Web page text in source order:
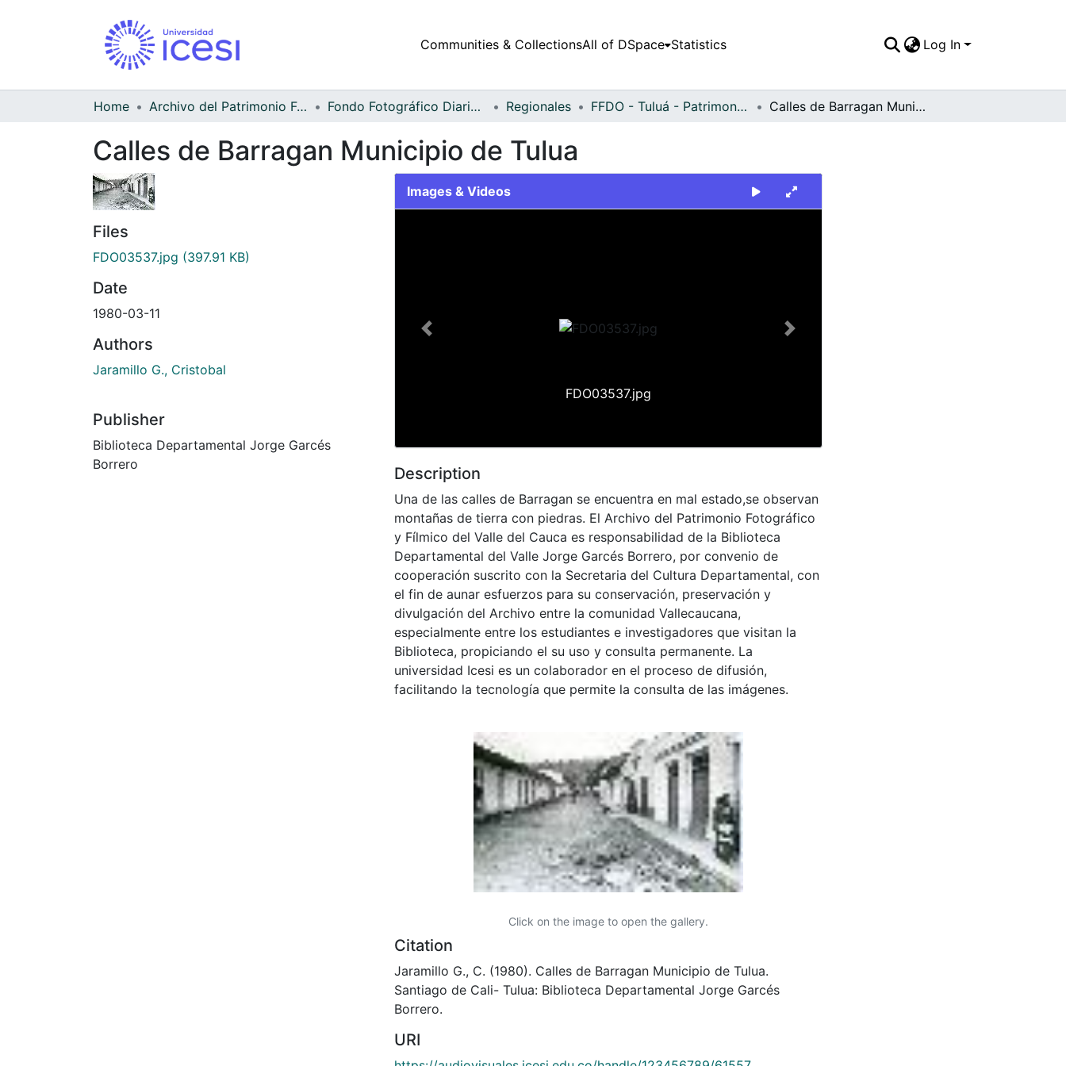
Communities & CollectionsAll of DSpace Statistics Log In
Home Archivo del Patrimonio Fotográfico y Fílmico del Valle del Cauca Fondo Fotográfico Diario Occidente Regionales FFDO - Tuluá - Patrimonial Calles de Barragan Municipio de Tulua
Calles de Barragan Municipio de Tulua
Files
FDO03537.jpg (397.91 KB)
Date
1980-03-11
Authors
Jaramillo G., Cristobal
Publisher
Biblioteca Departamental Jorge Garcés
Borrero
Images & Videos
FDO03537.jpg
Previous Next
Description
Una de las calles de Barragan se encuentra en mal estado,se observan
montañas de tierra con piedras. El Archivo del Patrimonio Fotográfico
y Fílmico del Valle del Cauca es responsabilidad de la Biblioteca
Departamental del Valle Jorge Garcés Borrero, por convenio de
cooperación suscrito con la Secretaria del Cultura Departamental, con
el fin de aunar esfuerzos para su conservación, preservación y
divulgación del Archivo entre la comunidad Vallecaucana,
especialmente entre los estudiantes e investigadores que visitan la
Biblioteca, propiciando el su uso y consulta permanente. La
universidad Icesi es un colaborador en el proceso de difusión,
facilitando la tecnología que permite la consulta de las imágenes.
Click on the image to open the gallery.
Citation
Jaramillo G., C. (1980). Calles de Barragan Municipio de Tulua.
Santiago de Cali- Tulua: Biblioteca Departamental Jorge Garcés
Borrero.
URI